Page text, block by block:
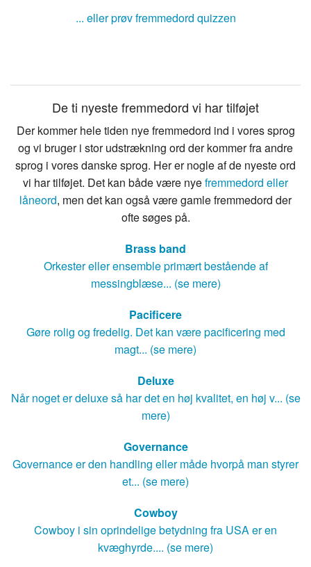
... eller prøv fremmedord quizzen
De ti nyeste fremmedord vi har tilføjet
Der kommer hele tiden nye fremmedord ind i vores sprog
og vi bruger i stor udstrækning ord der kommer fra andre
sprog i vores danske sprog. Her er nogle af de nyeste ord
vi har tilføjet. Det kan både være nyefremmedord eller
låneord, men det kan også være gamle fremmedord der
ofte søges på.
Brass band
Orkester eller ensemble primært bestående af
messingblæse... (se mere)
Pacificere
Gøre rolig og fredelig. Det kan være pacificering med
magt... (se mere)
Deluxe
Når noget er deluxe så har det en høj kvalitet, en høj v... (se
mere)
Governance
Governance er den handling eller måde hvorpå man styrer
et... (se mere)
Cowboy
Cowboy i sin oprindelige betydning fra USA er en
kvæghyrde.... (se mere)